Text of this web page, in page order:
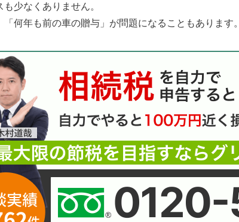
少なくありません。
「何年も前の車の贈与」が問題になることもあります。